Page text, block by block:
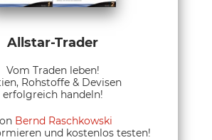
Allstar-Trader
Vom Traden leben!
Rohstoffe & Devisen
erfolgreich handeln!
Bernd Raschkowski
und kostenlos testen!